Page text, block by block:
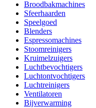
Broodbakmachines
Sfeerhaarden
Speelgoed
Blenders
Espressomachines
Stoomreinigers
Kruimelzuigers
Luchtbevochtigers
Luchtontvochtigers
Luchtreinigers
Ventilatoren
Bijverwarming